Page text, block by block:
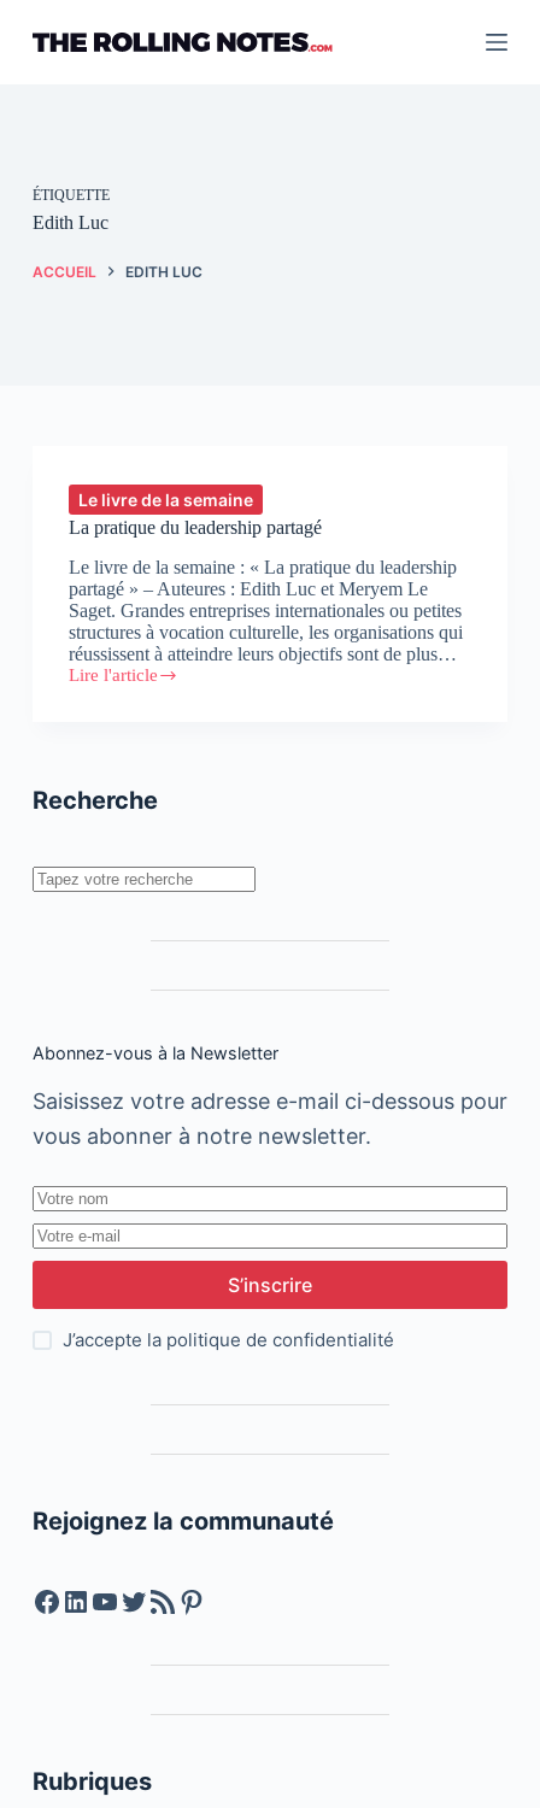
contenu
ÉTIQUETTE
Edith Luc
ACCUEIL EDITH LUC
Le livre de la semaine
La pratique du leadership partagé
Le livre de la semaine : « La pratique du leadership
partagé » – Auteures : Edith Luc et Meryem Le
Saget. Grandes entreprises internationales ou petites
structures à vocation culturelle, les organisations qui
réussissent à atteindre leurs objectifs sont de plus…
Lire l'article
La
Recherche
Rechercher
Abonnez-vous à la Newsletter
Saisissez votre adresse e-mail ci-dessous pour
vous abonner à notre newsletter.
S’inscrire
J’accepte la politique de confidentialité
Rejoignez la communauté
Facebook
LinkedIn
YouTube
Twitter
Feed RSSPinterest
Rubriques